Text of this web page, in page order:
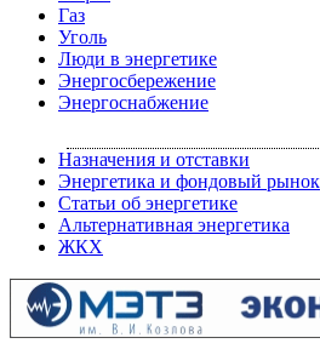
Газ
Уголь
Люди в энергетике
Энергосбережение
Энергоснабжение
Назначения и отставки
Энергетика и фондовый рынок
Статьи об энергетике
Альтернативная энергетика
ЖКХ